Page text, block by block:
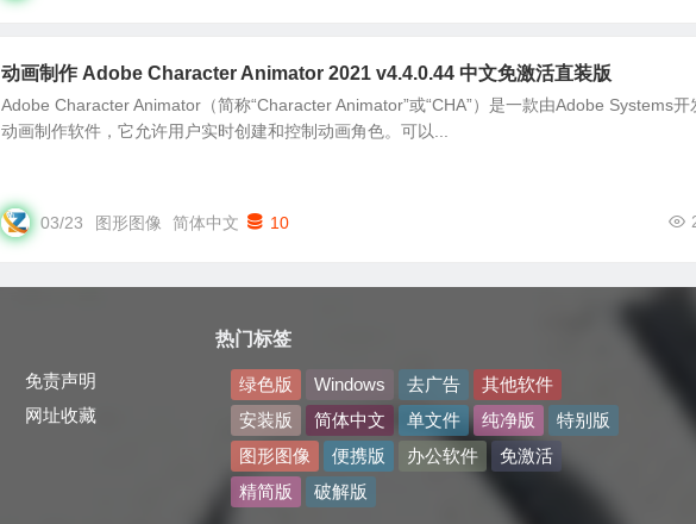
动画制作 Adobe Character Animator 2021 v4.4.0.44 中文免激活直装版
Adobe Character Animator（简称“Character Animator”或“CHA”）是一款由Adobe Systems开
动画制作软件，它允许用户实时创建和控制动画角色。可以...
03/23 图形图像 简体中文 10
免责声明
网址收藏
热门标签
绿色版 Windows 去广告
其他软件
安装版
简体中文 单文件 纯净版
特别版
图形图像
便携版 办公软件
免激活
精简版
破解版